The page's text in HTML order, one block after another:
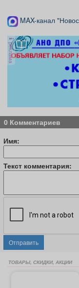
ТВ программа
MAX-канал
реклама
0 Комментариев
Имя:
Текст комментария:
Отправить
ТОВАРЫ, СКИДКИ, АКЦИИ